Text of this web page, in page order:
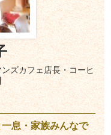
ズカフェ店長・コーヒ
息・家族みんなで